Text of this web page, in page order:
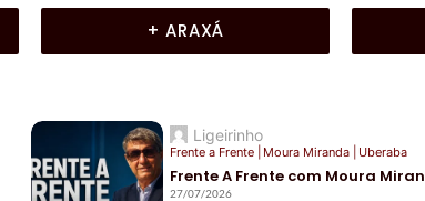
+ ARAXÁ
Ligeirinho
Frente a Frente Moura Miranda Uberaba
Frente A Frente com Moura
27/07/2026